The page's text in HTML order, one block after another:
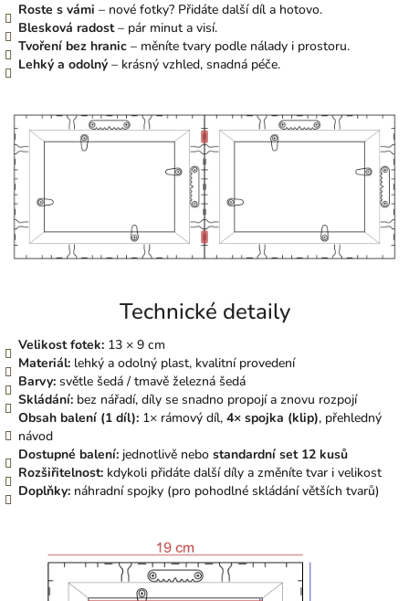
Roste s vámi – nové fotky? Přidáte další díl a hotovo.
Blesková radost– pár minut a visí.
Tvoření bez hranic – měníte tvary podle nálady i prostoru.
Lehký a odolný – krásný vzhled, snadná péče.
Technické detaily
Velikost fotek: 13 × 9 cm
Materiál: lehký a odolný plast, kvalitní provedení
Barvy: světle šedá / tmavě železná šedá
Skládání: bez nářadí, díly se snadno propojí a znovu rozpojí
Obsah balení (1 díl): 1× rámový díl, 4× spojka (klip), přehledný
návod
Dostupné balení: jednotlivě nebo standardní set 12 kusů
Rozšiřitelnost: kdykoli přidáte další díly a změníte tvar i velikost
Doplňky: náhradní spojky (pro pohodlné skládání větších tvarů)